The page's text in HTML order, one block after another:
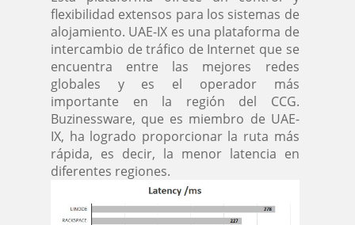
flexibilidad extensos para los sistemas de
alojamiento. UAE-IX es una plataforma de
intercambio de tráfico de Internet que se
encuentra entre las mejores redes
globales y es el operador más
importante en la región del CCG.
Buzinessware, que es miembro de UAE-
IX, ha logrado proporcionar la ruta más
rápida, es decir, la menor latencia en
diferentes regiones.